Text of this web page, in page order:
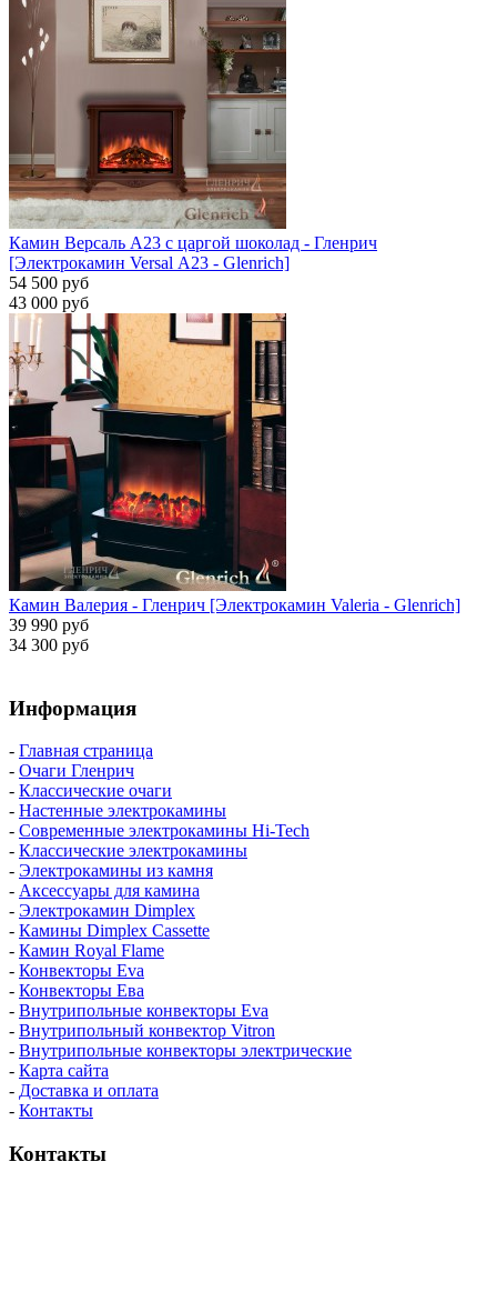
Камин Версаль A23 с царгой шоколад - Гленрич
[Электрокамин Versal А23 - Glenrich]
54 500 руб
43 000 руб
Камин Валерия - Гленрич [Электрокамин Valeria - Glenrich]
39 990 руб
34 300 руб
Информация
- Главная страница
- Очаги Гленрич
- Классические очаги
- Настенные электрокамины
- Современные электрокамины Hi-Tech
- Классические электрокамины
- Электрокамины из камня
- Аксессуары для камина
- Электрокамин Dimplex
- Камины Dimplex Cassette
- Камин Royal Flame
- Конвекторы Eva
- Конвекторы Ева
- Внутрипольные конвекторы Eva
- Внутрипольный конвектор Vitron
- Внутрипольные конвекторы электрические
- Карта сайта
- Доставка и оплата
- Контакты
Контакты